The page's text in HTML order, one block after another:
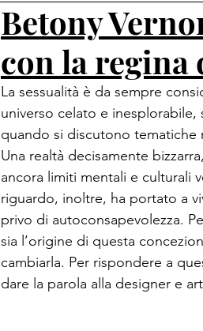
Betony
con la regina
La sessualità è da sempre
universo celato e
quando si discutono tematiche
Una realtà decisamente
ancora limiti mentali e culturali
riguardo, inoltre, ha portato a
privo di autoconsapevolezza.
sia l’origine di questa
cambiarla. Per rispondere a
dare la parola alla designer e